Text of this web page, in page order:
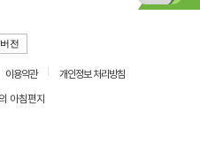
전
이용약관
개인정보 처리방침
아침편지